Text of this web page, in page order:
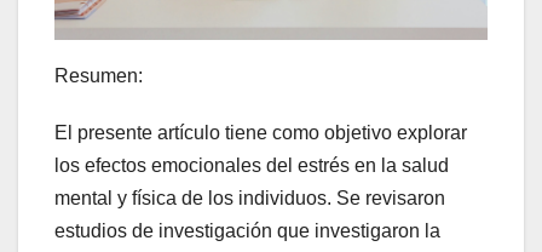
Resumen:
El presente artículo tiene como objetivo explorar
los efectos emocionales del estrés en la salud
mental y física de los individuos. Se revisaron
estudios de investigación que investigaron la